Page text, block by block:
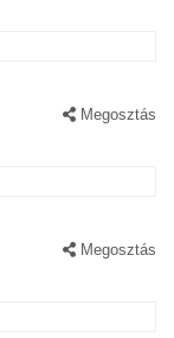
Megosztás
Megosztás